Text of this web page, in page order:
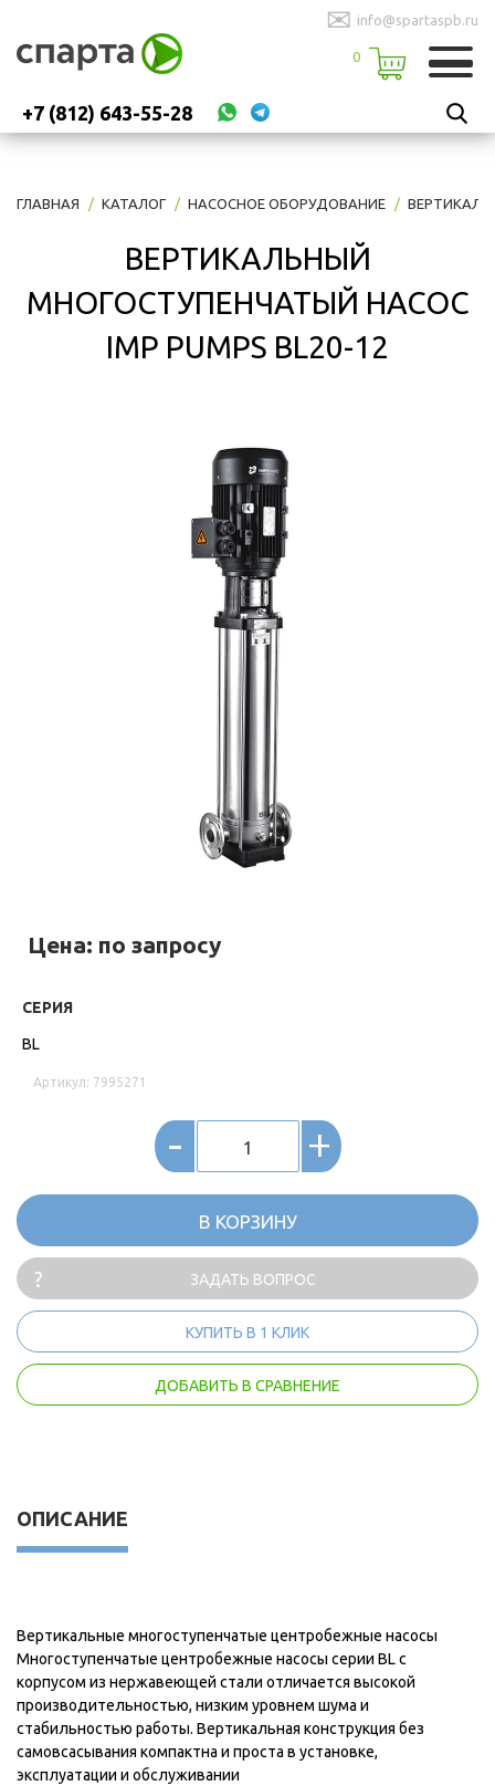
✉ info@spartaspb.ru
0
+7 (812) 643-55-28
ГЛАВНАЯ КАТАЛОГ НАСОСНОЕ ОБОРУДОВАНИЕ
ВЕРТИКАЛЬНЫЙ
МНОГОСТУПЕНЧАТЫЙ НАСОС
IMP PUMPS BL20-12
Цена: по запросу
СЕРИЯ
BL
Артикул: 7995271
- +
В КОРЗИНУ
ЗАДАТЬ ВОПРОС
КУПИТЬ В 1 КЛИК
ДОБАВИТЬ В СРАВНЕНИЕ
ОПИСАНИЕ
Вертикальные многоступенчатые центробежные насосы
Многоступенчатые центробежные насосы серии BL с
корпусом из нержавеющей стали отличается высокой
производительностью, низким уровнем шума и
стабильностью работы. Вертикальная конструкция без
самовсасывания компактна и проста в установке,
эксплуатации и обслуживании